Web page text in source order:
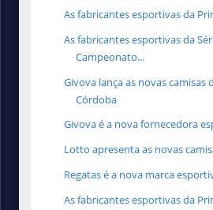
As fabricantes esportivas da
As fabricantes esportivas da
Campeonato...
Givova lança as novas camisas
Córdoba
Givova é a nova fornecedora
Lotto apresenta as novas
Regatas é a nova marca
As fabricantes esportivas da